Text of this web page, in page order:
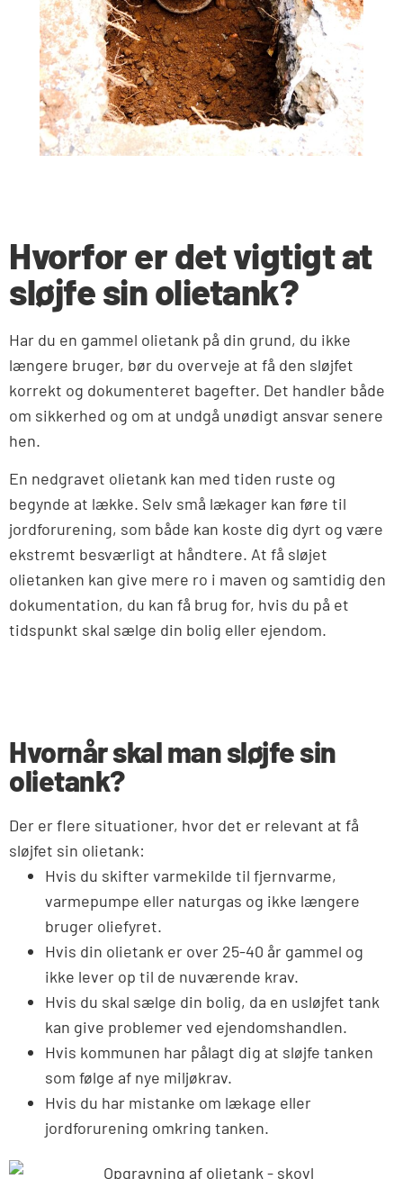
Hvorfor er det vigtigt at
sløjfe sin olietank?
Har du en gammel olietank på din grund, du ikke
længere bruger, bør du overveje at få den sløjfet
korrekt og dokumenteret bagefter. Det handler både
om sikkerhed og om at undgå unødigt ansvar senere
hen.
En nedgravet olietank kan med tiden ruste og
begynde at lække. Selv små lækager kan føre til
jordforurening, som både kan koste dig dyrt og være
ekstremt besværligt at håndtere. At få sløjet
olietanken kan give mere ro i maven og samtidig den
dokumentation, du kan få brug for, hvis du på et
tidspunkt skal sælge din bolig eller ejendom.
Hvornår skal man sløjfe sin
olietank?
Der er flere situationer, hvor det er relevant at få
sløjfet sin olietank:
Hvis du skifter varmekilde til fjernvarme,
varmepumpe eller naturgas og ikke længere
bruger oliefyret.
Hvis din olietank er over 25-40 år gammel og
ikke lever op til de nuværende krav.
Hvis du skal sælge din bolig, da en usløjfet tank
kan give problemer ved ejendomshandlen.
Hvis kommunen har pålagt dig at sløjfe tanken
som følge af nye miljøkrav.
Hvis du har mistanke om lækage eller
jordforurening omkring tanken.